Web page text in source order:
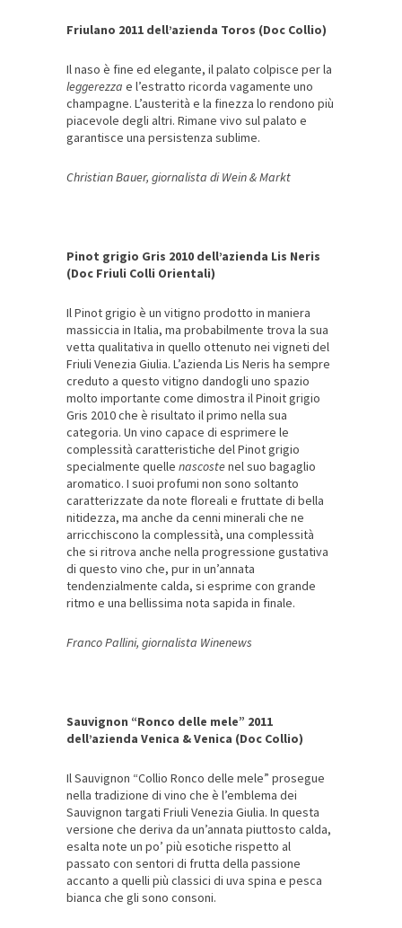
Friulano 2011 dell’azienda Toros (Doc Collio)
Il naso è fine ed elegante, il palato colpisce per la
leggerezza e l’estratto ricorda vagamente uno
champagne. L’austerità e la finezza lo rendono più
piacevole degli altri. Rimane vivo sul palato e
garantisce una persistenza sublime.
Christian Bauer, giornalista di Wein & Markt
Pinot grigio Gris 2010 dell’azienda Lis Neris
(Doc Friuli Colli Orientali)
Il Pinot grigio è un vitigno prodotto in maniera
massiccia in Italia, ma probabilmente trova la sua
vetta qualitativa in quello ottenuto nei vigneti del
Friuli Venezia Giulia. L’azienda Lis Neris ha sempre
creduto a questo vitigno dandogli uno spazio
molto importante come dimostra il Pinoit grigio
Gris 2010 che è risultato il primo nella sua
categoria. Un vino capace di esprimere le
complessità caratteristiche del Pinot grigio
specialmente quelle nascostenel suo bagaglio
aromatico. I suoi profumi non sono soltanto
caratterizzate da note floreali e fruttate di bella
nitidezza, ma anche da cenni minerali che ne
arricchiscono la complessità, una complessità
che si ritrova anche nella progressione gustativa
di questo vino che, pur in un’annata
tendenzialmente calda, si esprime con grande
ritmo e una bellissima nota sapida in finale.
Franco Pallini, giornalista Winenews
Sauvignon “Ronco delle mele” 2011
dell’azienda Venica & Venica (Doc Collio)
Il Sauvignon “Collio Ronco delle mele” prosegue
nella tradizione di vino che è l’emblema dei
Sauvignon targati Friuli Venezia Giulia. In questa
versione che deriva da un’annata piuttosto calda,
esalta note un po’ più esotiche rispetto al
passato con sentori di frutta della passione
accanto a quelli più classici di uva spina e pesca
bianca che gli sono consoni.